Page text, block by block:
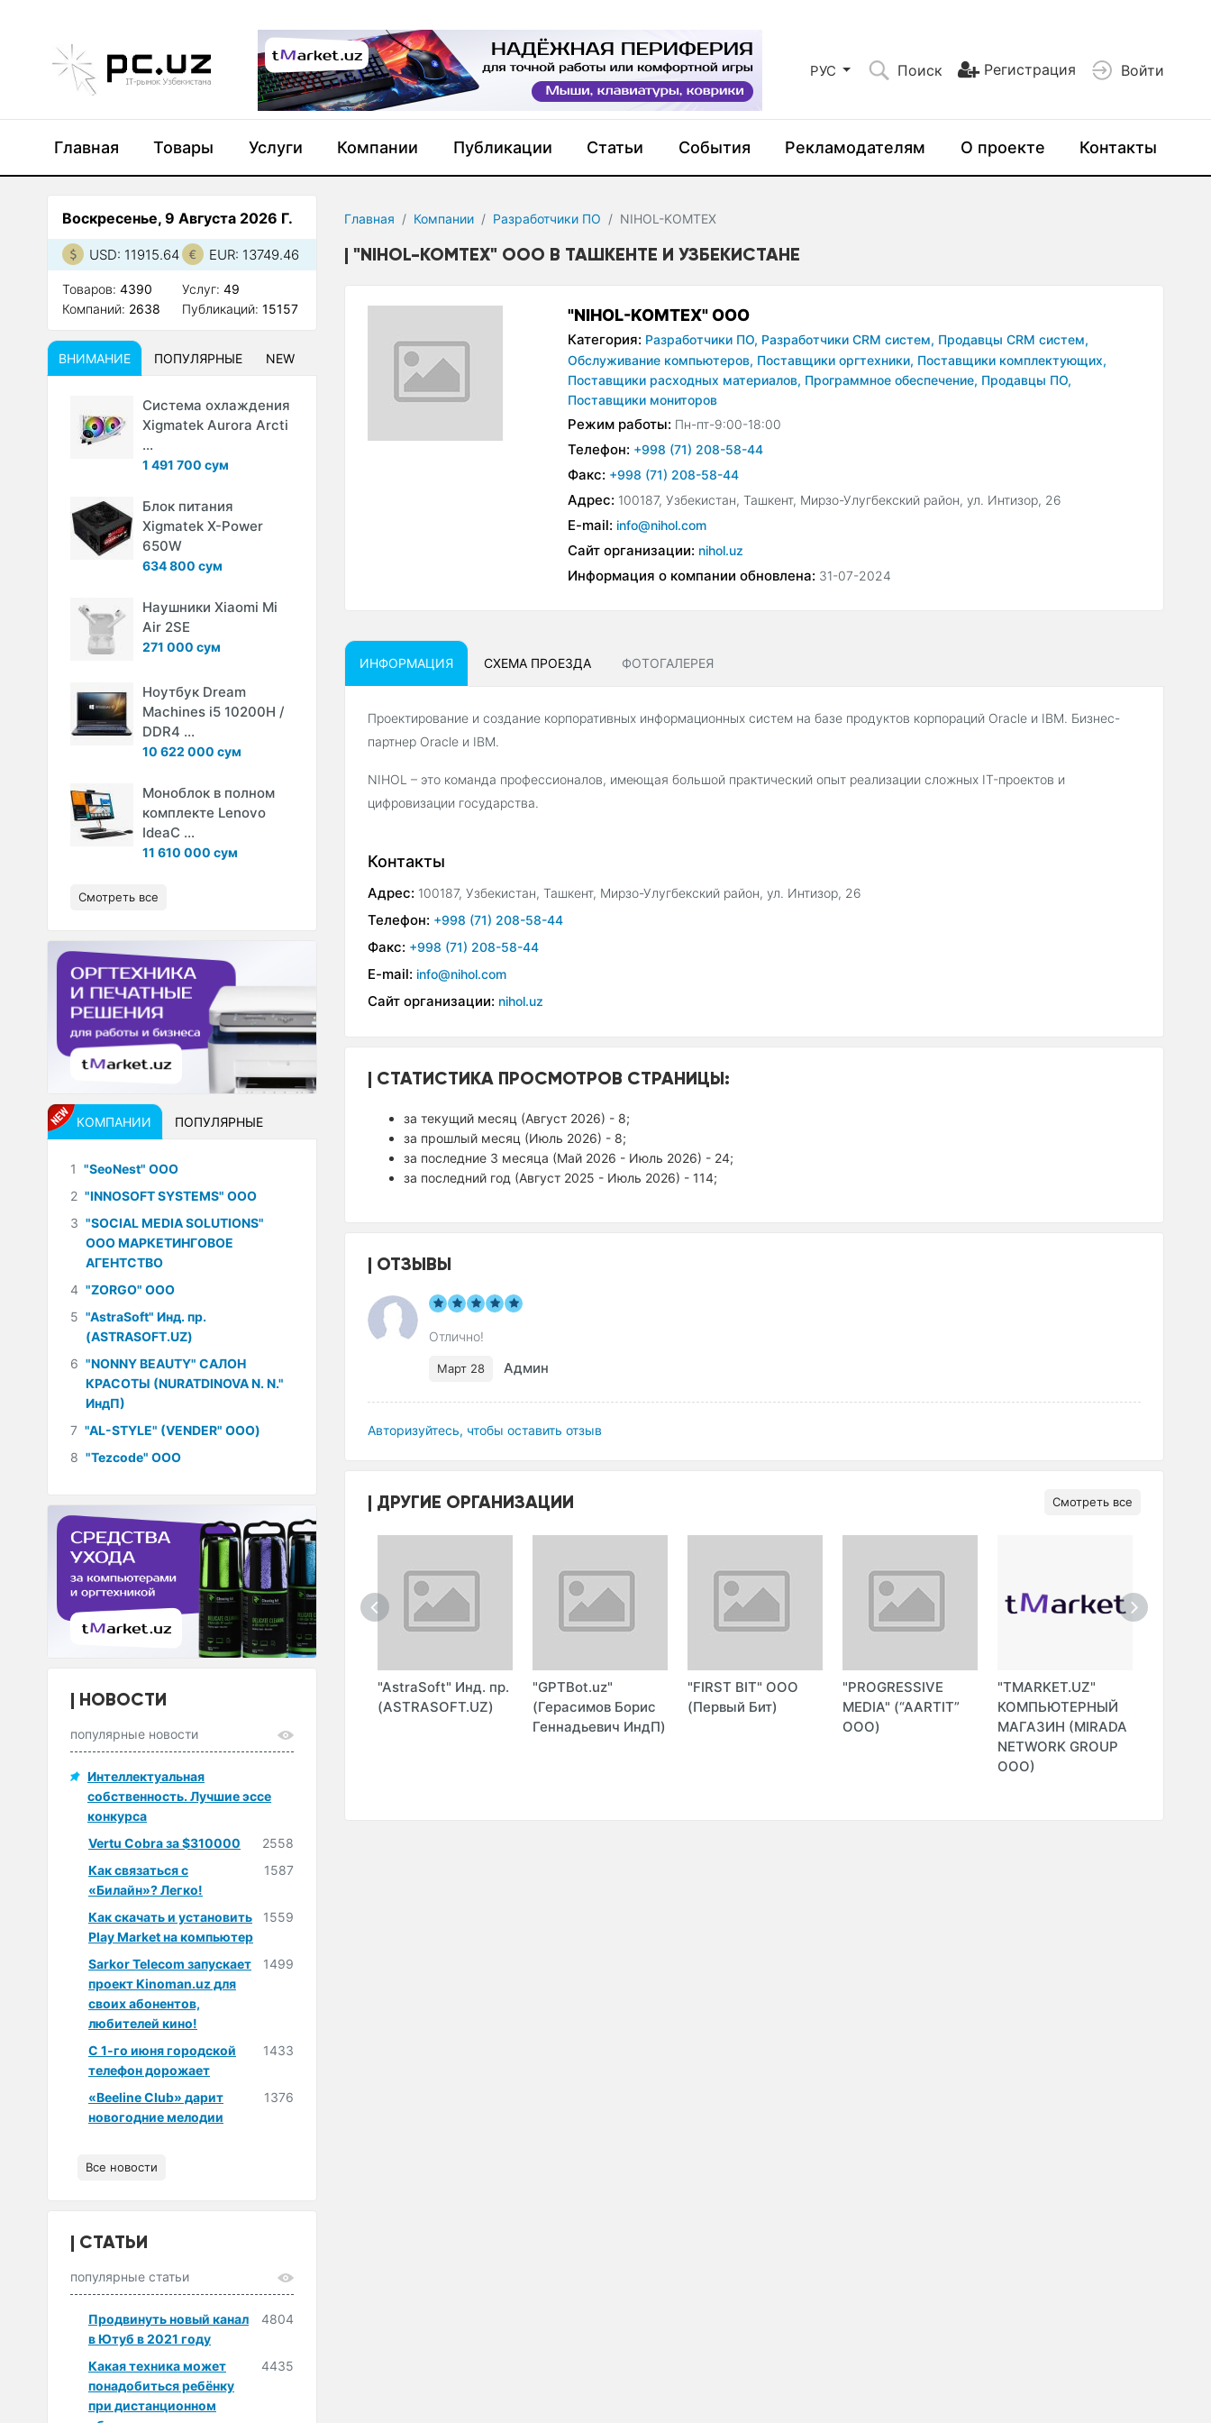
РУС Поиск Регистрация Войти
Главная Товары Услуги Компании Публикации Статьи События Рекламодателям О проекте Контакты
Главная Компании Разработчики ПО NIHOL-KOMTEX
"NIHOL-KOMTEX" ООО В ТАШКЕНТЕ И УЗБЕКИСТАНЕ
"NIHOL-KOMTEX" ООО
Категория: Разработчики ПО, Разработчики CRM систем, Продавцы CRM систем,
Обслуживание компьютеров, Поставщики оргтехники, Поставщики комплектующих,
Поставщики расходных материалов, Программное обеспечение, Продавцы ПО,
Поставщики мониторов
Режим работы: Пн-пт-9:00-18:00
Телефон: +998 (71) 208-58-44
Факс: +998 (71) 208-58-44
Адрес: 100187, Узбекистан, Ташкент, Мирзо-Улугбекский район, ул. Интизор, 26
E-mail: info@nihol.com
Сайт организации: nihol.uz
Информация о компании обновлена: 31-07-2024
ИНФОРМАЦИЯ СХЕМА ПРОЕЗДА ФОТОГАЛЕРЕЯ
Проектирование и создание корпоративных информационных систем на базе продуктов корпораций Oracle и IBM. Бизнес-
партнер Oracle и IBM.
NIHOL – это команда профессионалов, имеющая большой практический опыт реализации сложных IT-проектов и
цифровизации государства.
Контакты
Адрес: 100187, Узбекистан, Ташкент, Мирзо-Улугбекский район, ул. Интизор, 26
Телефон: +998 (71) 208-58-44
Факс: +998 (71) 208-58-44
E-mail: info@nihol.com
Сайт организации: nihol.uz
СТАТИСТИКА ПРОСМОТРОВ СТРАНИЦЫ:
за текущий месяц (Август 2026) - 8;
за прошлый месяц (Июль 2026) - 8;
за последние 3 месяца (Май 2026 - Июль 2026) - 24;
за последний год (Август 2025 - Июль 2026) - 114;
ОТЗЫВЫ
Отлично!
Март 28 Админ
Авторизуйтесь, чтобы оставить отзыв
ДРУГИЕ ОРГАНИЗАЦИИ Смотреть все
"AstraSoft" Инд. пр.
(ASTRASOFT.UZ)
"GPTBot.uz"
(Герасимов Борис
Геннадьевич ИндП)
"FIRST BIT" ООО
(Первый Бит)
"PROGRESSIVE
MEDIA" (“AARTIT”
ООО)
"TMARKET.UZ"
КОМПЬЮТЕРНЫЙ
МАГАЗИН (MIRADA
NETWORK GROUP
ООО)
Воскресенье, 9 Августа 2026 Г.
USD: 11915.64 EUR: 13749.46
Товаров: 4390
Компаний: 2638
Услуг:49
Публикаций:15157
ВНИМАНИЕ ПОПУЛЯРНЫЕ NEW
Система охлаждения
Xigmatek Aurora Arcti
...
1 491 700 сум
Блок питания
Xigmatek X-Power
650W
634 800 сум
Наушники Xiaomi Mi
Air 2SE
271 000 сум
Ноутбук Dream
Machines i5 10200H /
DDR4 ...
10 622 000 сум
Моноблок в полном
комплекте Lenovo
IdeaC ...
11 610 000 сум
Смотреть все
КОМПАНИИ ПОПУЛЯРНЫЕ
1 "SeoNest" ООО
2 "INNOSOFT SYSTEMS" ООО
3 "SOCIAL MEDIA SOLUTIONS"
ООО МАРКЕТИНГОВОЕ
АГЕНТСТВО
4 "ZORGO" ООО
5 "AstraSoft" Инд. пр.
(ASTRASOFT.UZ)
6 "NONNY BEAUTY" САЛОН
КРАСОТЫ (NURATDINOVA N. N."
ИндП)
7 "AL-STYLE" (VENDER" ООО)
8 "Tezcode" ООО
НОВОСТИ
популярные новости
Интеллектуальная
собственность. Лучшие эссе
конкурса
Vertu Cobra за $310000
2558
Как связаться с
«Билайн»? Легко!
1587
Как скачать и установить
Play Market на компьютер
1559
Sarkor Telecom запускает
проект Kinoman.uz для
своих абонентов,
любителей кино!
1499
С 1-го июня городской
телефон дорожает
1433
«Beeline Club» дарит
новогодние мелодии
1376
Все новости
СТАТЬИ
популярные статьи
Продвинуть новый канал
в Ютуб в 2021 году
4804
Какая техника может
понадобиться ребёнку
при дистанционном
4435